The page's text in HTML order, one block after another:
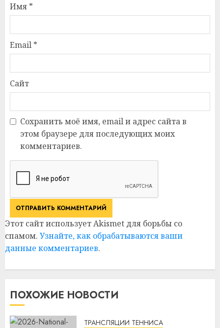
Имя *
Email *
Сайт
Сохранить моё имя, email и адрес сайта в
этом браузере для последующих моих
комментариев.
Этот сайт использует Akismet для борьбы со
спамом. Узнайте, как обрабатываются ваши
данные комментариев.
ПОХОЖИЕ НОВОСТИ
ТРАНСЛЯЦИИ ТЕННИСА